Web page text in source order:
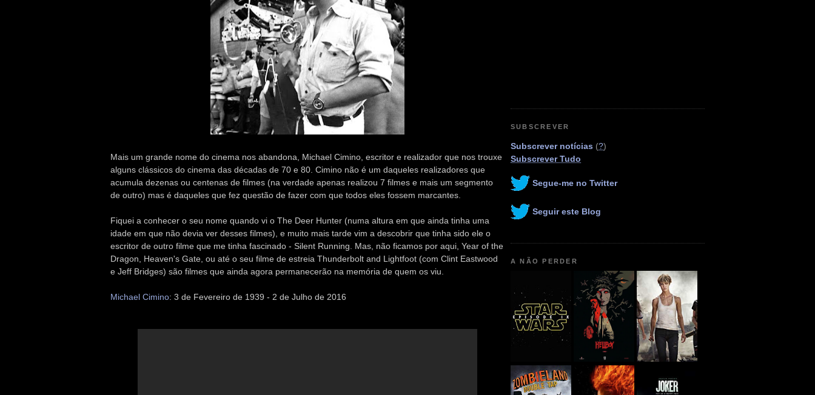
Mais um grande nome do cinema nos abandona, Michael Cimino, escritor e realizador que nos trouxe
alguns clássicos do cinema das décadas de 70 e 80. Cimino não é um daqueles realizadores que
acumula dezenas ou centenas de filmes (na verdade apenas realizou 7 filmes e mais um segmento
de outro) mas é daqueles que fez questão de fazer com que todos eles fossem marcantes.
Fiquei a conhecer o seu nome quando vi o The Deer Hunter (numa altura em que ainda tinha uma
idade em que não devia ver desses filmes), e muito mais tarde vim a descobrir que tinha sido ele o
escritor de outro filme que me tinha fascinado - Silent Running. Mas, não ficamos por aqui, Year of the
Dragon, Heaven's Gate, ou até o seu filme de estreia Thunderbolt and Lightfoot (com Clint Eastwood
e Jeff Bridges) são filmes que ainda agora permanecerão na memória de quem os viu.
Michael Cimino: 3 de Fevereiro de 1939 - 2 de Julho de 2016
SUBSCREVER
Subscrever notícias (?)
Subscrever Tudo
Segue-me no Twitter
Seguir este Blog
A NÃO PERDER